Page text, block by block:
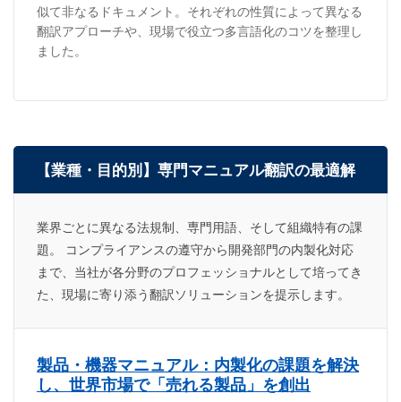
似て非なるドキュメント。それぞれの性質によって異なる
翻訳アプローチや、現場で役立つ多言語化のコツを整理し
ました。
【業種・目的別】専門マニュアル翻訳の最適解
業界ごとに異なる法規制、専門用語、そして組織特有の課
題。 コンプライアンスの遵守から開発部門の内製化対応
まで、当社が各分野のプロフェッショナルとして培ってき
た、現場に寄り添う翻訳ソリューションを提示します。
製品・機器マニュアル：内製化の課題を解決
し、世界市場で「売れる製品」を創出